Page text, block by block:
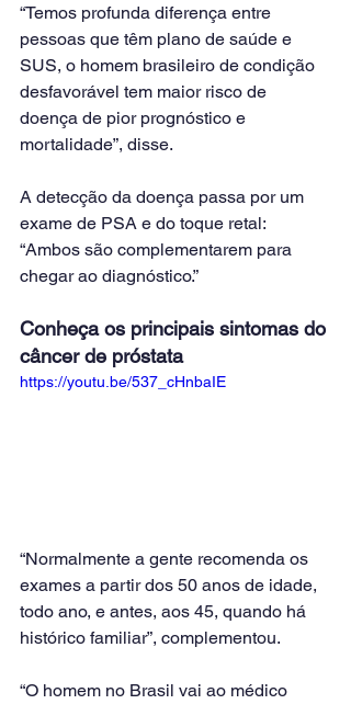
“Temos profunda diferença entre
pessoas que têm plano de saúde e
SUS, o homem brasileiro de condição
desfavorável tem maior risco de
doença de pior prognóstico e
mortalidade”, disse.
A detecção da doença passa por um
exame de PSA e do toque retal:
“Ambos são complementarem para
chegar ao diagnóstico.”
Conheça os principais sintomas do
câncer de próstata
https://youtu.be/537_cHnbaIE
“Normalmente a gente recomenda os
exames a partir dos 50 anos de idade,
todo ano, e antes, aos 45, quando há
histórico familiar”, complementou.
“O homem no Brasil vai ao médico